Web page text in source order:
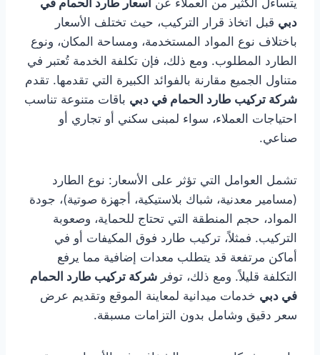
يتساءل الكثير من العملاء عن اسعار طارد الحمام في
دبي قبل اتخاذ قرار التركيب، حيث تختلف الأسعار
باختلاف نوع المواد المستخدمة، ومساحة المكان، ونوع
الطارد المطلوب. ومع ذلك، فإن تكلفة الخدمة تُعتبر في
متناول الجميع مقارنة بالفوائد الكبيرة التي تقدمها. تقدم
شركة تركيب طارد الحمام في دبي باقات متنوعة تناسب
احتياجات العملاء، سواء لمبنى سكني أو تجاري أو
صناعي.
تشمل العوامل التي تؤثر على الأسعار: نوع الطارد
(مسامير معدنية، شباك بلاستيكية، أجهزة صوتية)، جودة
المواد، حجم المنطقة التي تحتاج للحماية، وصعوبة
التركيب. فمثلاً، تركيب طارد فوق المكيفات أو في
أماكن مرتفعة قد يتطلب معدات إضافية مما يرفع
التكلفة قليلاً. ومع ذلك، توفر شركة تركيب طارد الحمام
في دبي خدمات ميدانية لمعاينة الموقع وتقديم عرض
سعر دقيق وشامل بدون التزامات مسبقة.